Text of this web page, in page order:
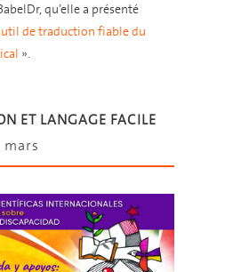
qu’elle a présenté
de traduction fiable du
».
ET LANGAGE FACILE
mars